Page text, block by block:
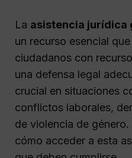
La asistencia jurídica
un recurso esencial
ciudadanos con
una defensa legal
crucial en situaciones
conflictos laborales,
de violencia de
cómo acceder a esta